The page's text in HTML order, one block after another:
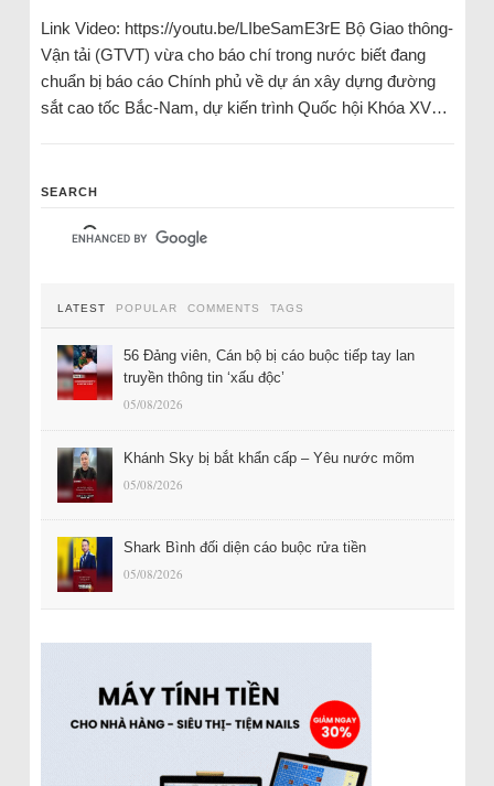
Link Video: https://youtu.be/LIbeSamE3rE Bộ Giao thông-
Vận tải (GTVT) vừa cho báo chí trong nước biết đang
chuẩn bị báo cáo Chính phủ về dự án xây dựng đường
sắt cao tốc Bắc-Nam, dự kiến trình Quốc hội Khóa XV…
SEARCH
LATEST POPULAR COMMENTS TAGS
56 Đảng viên, Cán bộ bị cáo buộc tiếp tay lan
truyền thông tin ‘xấu độc’
05/08/2026
Khánh Sky bị bắt khẩn cấp – Yêu nước mõm
05/08/2026
Shark Bình đối diện cáo buộc rửa tiền
05/08/2026